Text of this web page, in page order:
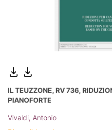
IL TEUZZONE, RV 736,
PIANOFORTE
Vivaldi, Antonio